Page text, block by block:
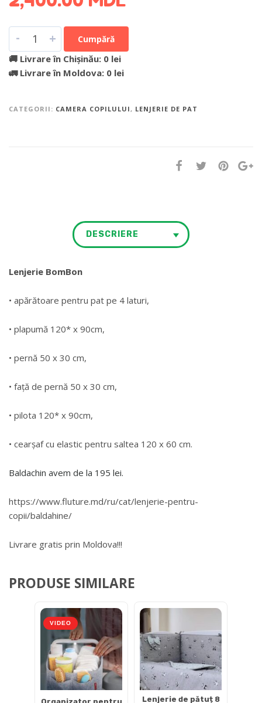
- + Cumpără
🚚 Livrare în Chișinău: 0 lei
🚛 Livrare în Moldova: 0 lei
CATEGORII: CAMERA COPILULUI , LENJERIE DE PAT
DESCRIERE
Lenjerie BomBon
• apărătoare pentru pat pe 4 laturi,
• plapumă 120* x 90cm,
• pernă 50 x 30 cm,
• față de pernă 50 x 30 cm,
• pilota 120* x 90cm,
• cearșaf cu elastic pentru saltea 120 x 60 cm.
Baldachin avem de la 195 lei.
https://www.fluture.md/ru/cat/lenjerie-pentru-
copii/baldahine/
Livrare gratis prin Moldova!!!
PRODUSE SIMILARE
VIDEO
Lenjerie de pătuț 8